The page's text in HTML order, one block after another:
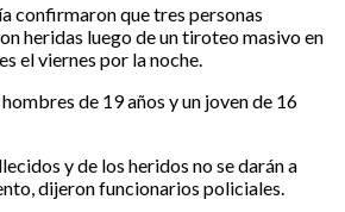
confirmaron que tres personas
heridas luego de un tiroteo masivo en
el viernes por la noche.
de 19 años y un joven de 16
y de los heridos no se darán a
dijeron funcionarios policiales.